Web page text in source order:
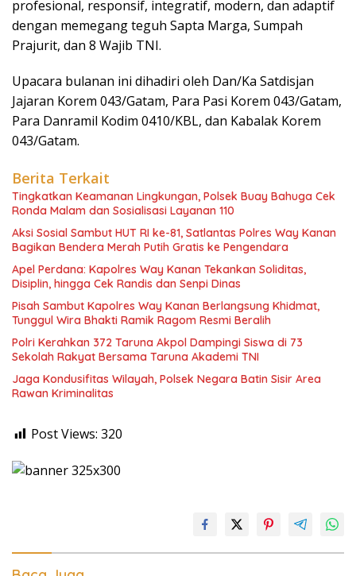
profesional, responsif, integratif, modern, dan adaptif
dengan memegang teguh Sapta Marga, Sumpah
Prajurit, dan 8 Wajib TNI.
Upacara bulanan ini dihadiri oleh Dan/Ka Satdisjan
Jajaran Korem 043/Gatam, Para Pasi Korem 043/Gatam,
Para Danramil Kodim 0410/KBL, dan Kabalak Korem
043/Gatam.
Berita Terkait
Tingkatkan Keamanan Lingkungan, Polsek Buay Bahuga Cek
Ronda Malam dan Sosialisasi Layanan 110
Aksi Sosial Sambut HUT RI ke-81, Satlantas Polres Way Kanan
Bagikan Bendera Merah Putih Gratis ke Pengendara
Apel Perdana: Kapolres Way Kanan Tekankan Soliditas,
Disiplin, hingga Cek Randis dan Senpi Dinas
Pisah Sambut Kapolres Way Kanan Berlangsung Khidmat,
Tunggul Wira Bhakti Ramik Ragom Resmi Beralih
Polri Kerahkan 372 Taruna Akpol Dampingi Siswa di 73
Sekolah Rakyat Bersama Taruna Akademi TNI
Jaga Kondusifitas Wilayah, Polsek Negara Batin Sisir Area
Rawan Kriminalitas
Post Views: 320